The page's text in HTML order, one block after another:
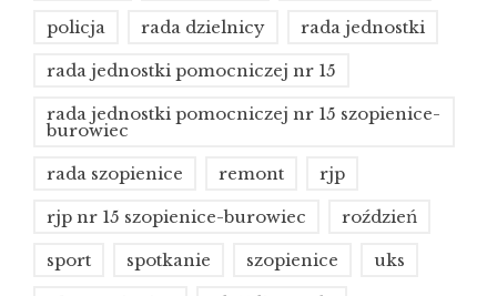
policja rada dzielnicy rada jednostki
rada jednostki pomocniczej nr 15
rada jednostki pomocniczej nr 15 szopienice-
burowiec
rada szopienice remont rjp
rjp nr 15 szopienice-burowiec roździeń
sport spotkanie szopienice uks